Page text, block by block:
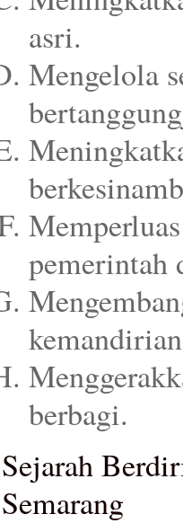
asri.
Mengelola
pemerintah
berbagi.
Sejarah
Semarang